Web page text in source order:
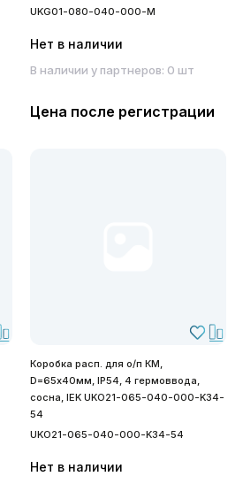
UKG01-080-040-000-M
Нет в наличии
В наличии у партнеров: 0 шт
Цена после регистрации
Коробка расп. для о/п КМ,
D=65х40мм, IP54, 4 гермоввода,
сосна, IEK UKO21-065-040-000-K34-
54
UKO21-065-040-000-K34-54
Нет в наличии